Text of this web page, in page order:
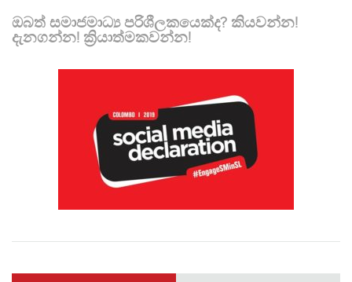
ඔබත් සමාජමාධ්‍ය පරිශීලකයෙක්ද? කියවන්න!
දැනගන්න! ක්‍රියාත්මකවන්න!